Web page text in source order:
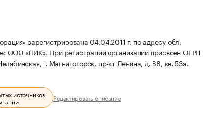
зарегистрирована 04.04.2011 г. по адресу обл.
ООО «ПИК». При регистрации организации присвоен ОГРН
г. Магнитогорск, пр-кт Ленина, д. 88, кв. 53а.
источников. Редактировать описание